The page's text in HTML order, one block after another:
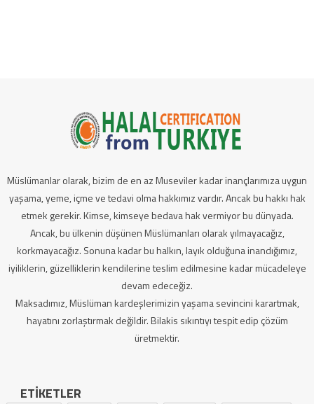
Müslümanlar olarak, bizim de en az Museviler kadar inançlarımıza uygun
yaşama, yeme, içme ve tedavi olma hakkımız vardır. Ancak bu hakkı hak
etmek gerekir. Kimse, kimseye bedava hak vermiyor bu dünyada.
Ancak, bu ülkenin düşünen Müslümanları olarak yılmayacağız,
korkmayacağız. Sonuna kadar bu halkın, layık olduğuna inandığımız,
iyiliklerin, güzelliklerin kendilerine teslim edilmesine kadar mücadeleye
devam edeceğiz.
Maksadımız, Müslüman kardeşlerimizin yaşama sevincini karartmak,
hayatını zorlaştırmak değildir. Bilakis sıkıntıyı tespit edip çözüm
üretmektir.
ETIKETLER